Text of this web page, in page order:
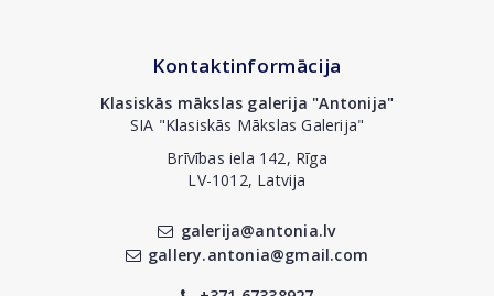
Kontaktinformācija
Klasiskās mākslas galerija "Antonija"
SIA "Klasiskās Mākslas Galerija"
Brīvības iela 142, Rīga
LV-1012, Latvija
galerija@antonia.lv
gallery.antonia@gmail.com